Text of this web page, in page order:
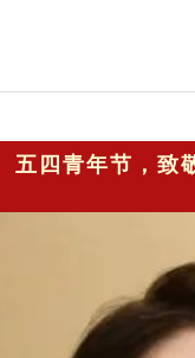
五四青年节，致